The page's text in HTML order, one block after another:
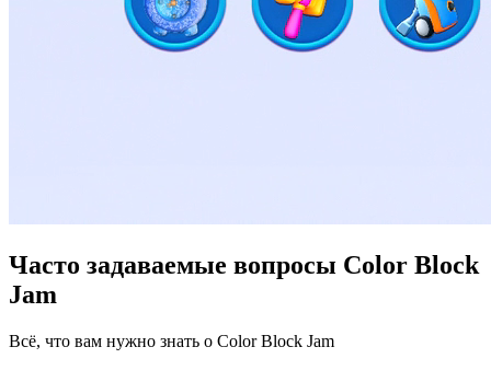
Часто задаваемые вопросы Color Block
Jam
Всё, что вам нужно знать о Color Block Jam